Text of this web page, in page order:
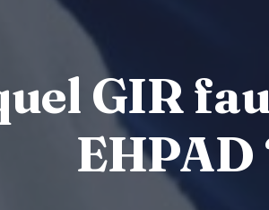
GIR
EHPAD